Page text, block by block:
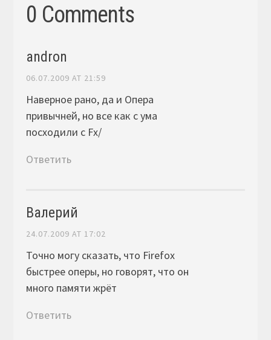
0 Comments
andron
06.07.2009 AT 21:59
Наверное рано, да и Опера
привычней, но все как с ума
посходили с Fx/
Ответить
Валерий
24.07.2009 AT 17:02
Точно могу сказать, что Firefox
быстрее оперы, но говорят, что он
много памяти жрёт
Ответить